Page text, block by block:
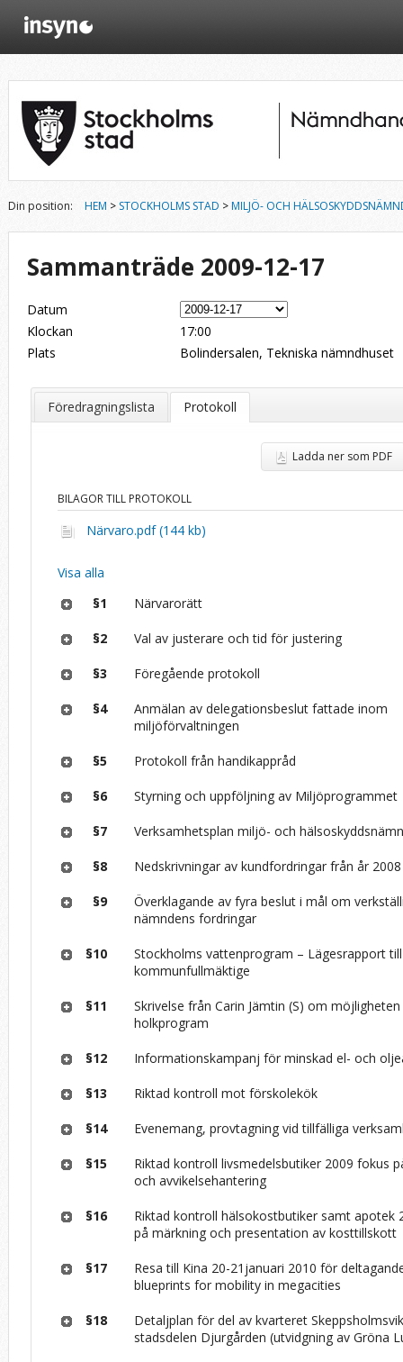
Din position: HEM > STOCKHOLMS STAD >MILJÖ- OCH
Sammanträde 2009-12-17
Datum
Klockan
17:00
Plats
Bolindersalen, Tekniska nämndhuset
Föredragningslista Protokoll
Ladda ner som PDF
BILAGOR TILL PROTOKOLL
Närvaro.pdf (144 kb)
Visa alla
§1
Närvarorätt
§2 Val av justerare och tid för justering
§3 Föregående protokoll
§4
Anmälan av delegationsbeslut fattade inom
miljöförvaltningen
§5 Protokoll från handikappråd
§6 Styrning och uppföljning av Miljöprogrammet
§7 Verksamhetsplan miljö- och
§8 Nedskrivningar av kundfordringar från år 2008
§9
Överklagande av fyra beslut i mål om
nämndens fordringar
§10
Stockholms vattenprogram – Lägesrapport till
kommunfullmäktige
§11
Skrivelse från Carin Jämtin (S) om
holkprogram
§12 Informationskampanj för minskad el- och
§13 Riktad kontroll mot förskolekök
§14 Evenemang, provtagning vid tillfälliga
§15
Riktad kontroll livsmedelsbutiker 2009 fokus
och avvikelsehantering
§16
Riktad kontroll hälsokostbutiker samt apotek
på märkning och presentation av kosttillskott
§17
Resa till Kina 20-21januari 2010 för
blueprints for mobility in megacities
§18
Detaljplan för del av kvarteret
stadsdelen Djurgården (utvidgning av Gröna